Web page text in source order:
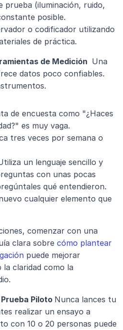
prueba (iluminación, ruido,
posible.
o codificador utilizando
de práctica.
de Medición Una
datos poco confiables.
de encuesta como "¿Haces
es muy vaga.
tres veces por semana o
un lenguaje sencillo y
con unas pocas
qué entendieron.
cualquier elemento que
comenzar con una
clara sobre cómo plantear
puede mejorar
claridad como la
Piloto Nunca lances tu
realizar un ensayo a
con 10 o 20 personas puede